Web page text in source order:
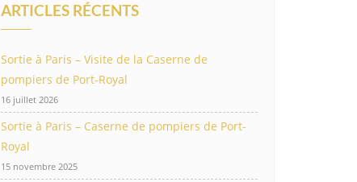
ARTICLES RÉCENTS
Sortie à Paris – Visite de la Caserne de
pompiers de Port-Royal
16 juillet 2026
Sortie à Paris – Caserne de pompiers de Port-
Royal
15 novembre 2025